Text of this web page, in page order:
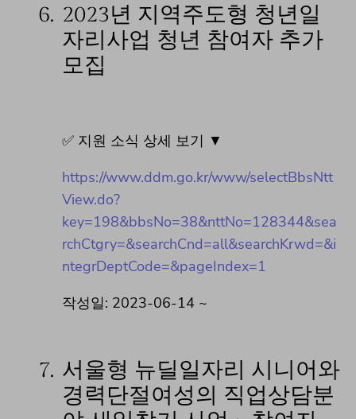
6. 2023년 지역주도형 청년일
자리사업 청년 참여자 추가
모집
✅ 지원 소식 상세 보기 ▼
https://www.ddm.go.kr/www/selectBbsNtt
View.do?
key=198&bbsNo=38&nttNo=128344&sea
rchCtgry=&searchCnd=all&searchKrwd=&i
ntegrDeptCode=&pageIndex=1
작성일: 2023-06-14 ~
7. 서울형 뉴딜일자리 시니어와
경력단절여성의 직업상담분